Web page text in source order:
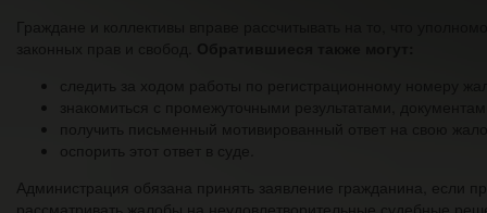
знакомиться с промежуточными результатами,
получить письменный мотивированный ответ на свою
оспорить этот ответ в суде.
Администрация обязана принять заявление гражданина,